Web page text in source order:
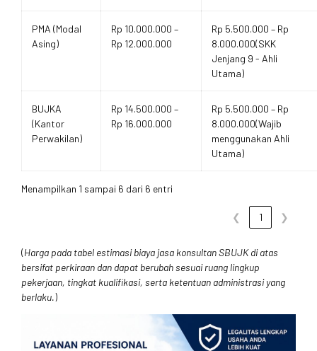
PMA (Modal
Asing)
Rp 10.000.000 –
Rp 12.000.000
Rp 5.500.000 – Rp
8.000.000(SKK
Jenjang 9 - Ahli
Utama)
BUJKA
(Kantor
Perwakilan)
Rp 14.500.000 –
Rp 16.000.000
Rp 5.500.000 – Rp
8.000.000(Wajib
menggunakan Ahli
Utama)
Menampilkan 1 sampai 6 dari 6 entri
❮ 1 ❯
(Harga pada tabel estimasi biaya jasa konsultan SBUJK di atas
bersifat perkiraan dan dapat berubah sesuai ruang lingkup
pekerjaan, tingkat kualifikasi, serta ketentuan administrasi yang
berlaku.)